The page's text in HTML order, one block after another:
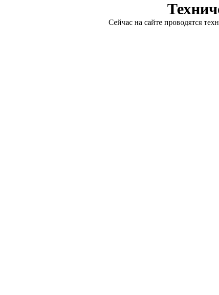
Сейчас на сайте проводятся